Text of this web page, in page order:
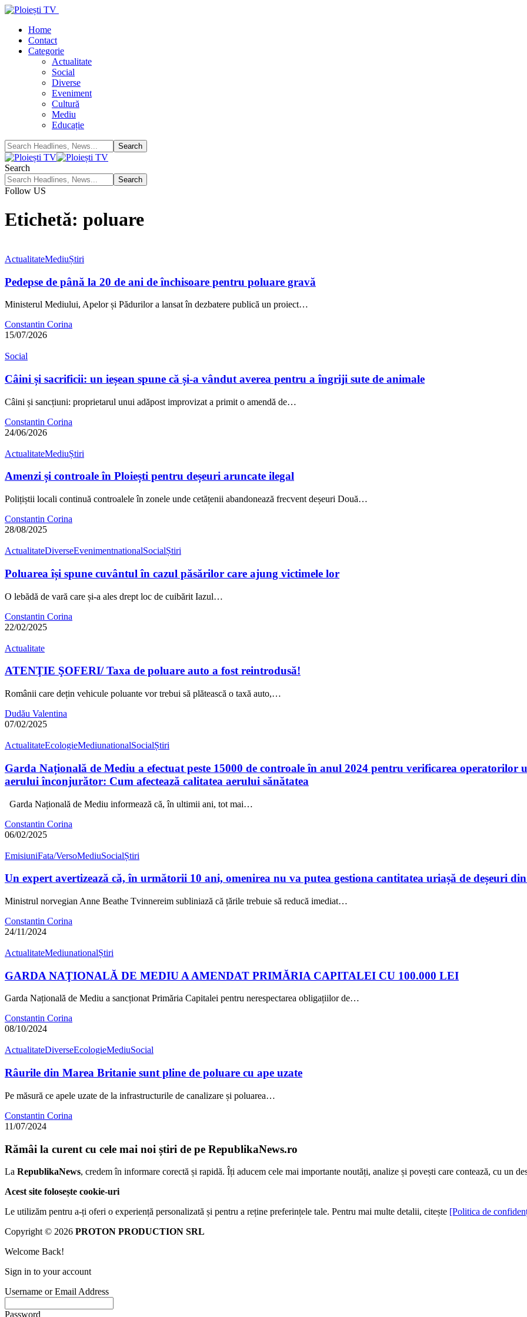
Home
Contact
Categorie
Actualitate
Social
Diverse
Eveniment
Cultură
Mediu
Educație
Search
Follow US
Etichetă: poluare
ActualitateMediuȘtiri
Pedepse de până la 20 de ani de închisoare pentru poluare gravă
Ministerul Mediului, Apelor și Pădurilor a lansat în dezbatere publică un proiect…
Constantin Corina
15/07/2026
Social
Câini și sacrificii: un ieșean spune că și-a vândut averea pentru a îngriji sute de animale
Câini și sancțiuni: proprietarul unui adăpost improvizat a primit o amendă de…
Constantin Corina
24/06/2026
ActualitateMediuȘtiri
Amenzi și controale în Ploiești pentru deșeuri aruncate ilegal
Polițiștii locali continuă controalele în zonele unde cetățenii abandonează frecvent deșeuri Două…
Constantin Corina
28/08/2025
ActualitateDiverseEvenimentnationalSocialȘtiri
Poluarea își spune cuvântul în cazul păsărilor care ajung victimele lor
O lebădă de vară care și-a ales drept loc de cuibărit Iazul…
Constantin Corina
22/02/2025
Actualitate
ATENŢIE ŞOFERI/ Taxa de poluare auto a fost reintrodusă!
Românii care dețin vehicule poluante vor trebui să plătească o taxă auto,…
Dudău Valentina
07/02/2025
ActualitateEcologieMediunationalSocialȘtiri
Garda Națională de Mediu a efectuat peste 15000 de controale în anul 2024 pentru verificarea operatorilor
aerului înconjurător: Cum afectează calitatea aerului sănătatea
Garda Națională de Mediu informează că, în ultimii ani, tot mai…
Constantin Corina
06/02/2025
EmisiuniFata/VersoMediuSocialȘtiri
Un expert avertizează că, în următorii 10 ani, omenirea nu va putea gestiona cantitatea uriașă de deșeuri
Ministrul norvegian Anne Beathe Tvinnereim subliniază că țările trebuie să reducă imediat…
Constantin Corina
24/11/2024
ActualitateMediunationalȘtiri
GARDA NAŢIONALĂ DE MEDIU A AMENDAT PRIMĂRIA CAPITALEI CU 100.000 LEI
Garda Națională de Mediu a sancționat Primăria Capitalei pentru nerespectarea obligațiilor de…
Constantin Corina
08/10/2024
ActualitateDiverseEcologieMediuSocial
Râurile din Marea Britanie sunt pline de poluare cu ape uzate
Pe măsură ce apele uzate de la infrastructurile de canalizare și poluarea…
Constantin Corina
11/07/2024
Rămâi la curent cu cele mai noi știri de pe RepublikaNews.ro
La RepublikaNews, credem în informare corectă și rapidă. Îți aducem cele mai importante noutăți, analize și povești care contează, cu un
Acest site folosește cookie-uri
Le utilizăm pentru a-ți oferi o experiență personalizată și pentru a reține preferințele tale. Pentru mai multe detalii, citește [Politica de
Copyright © 2026 PROTON PRODUCTION SRL
Welcome Back!
Sign in to your account
Username or Email Address
Password